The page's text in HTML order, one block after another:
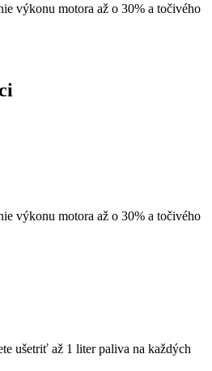
výkonu motora až o 30% a točivého
výkonu motora až o 30% a točivého
ušetriť až 1 liter paliva na každých